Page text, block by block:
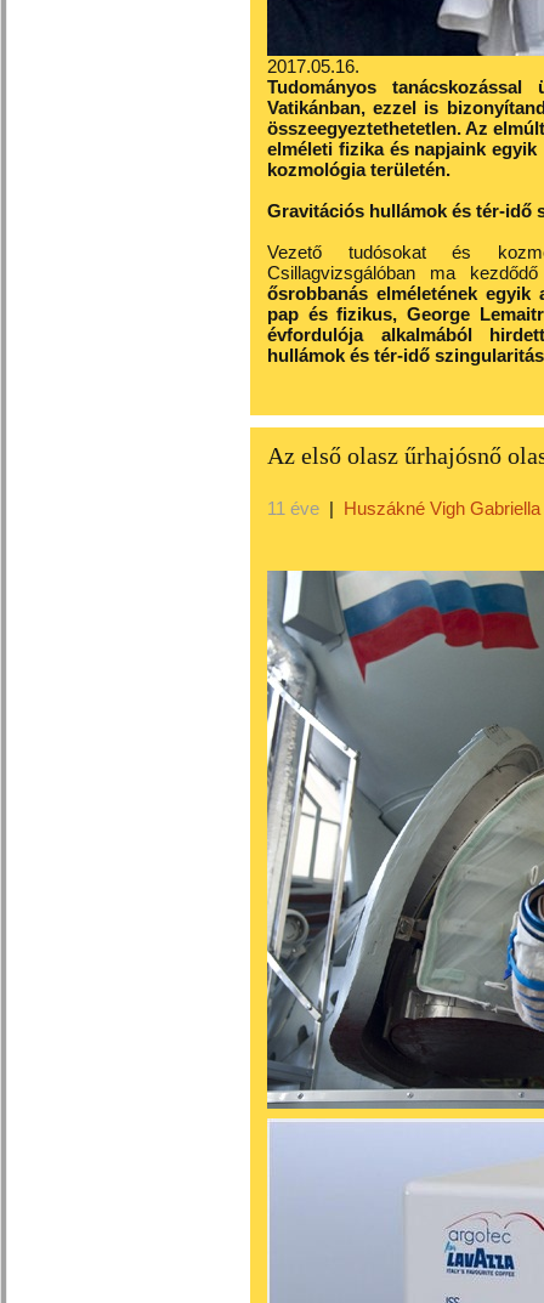
2017.05.16.
Tudományos
Vatikánban, ezzel is
összeegyeztethetetlen. Az
elméleti fizika és napjaink
kozmológia területén.
Gravitációs hullámok és tér-idő
Vezető tudósokat és
Csillagvizsgálóban ma
ősrobbanás elméletének
pap és fizikus, George
évfordulója alkalmából
hullámok és tér-idő
Az első olasz űrhajósnő
11 éve | Huszákné Vigh Gabriella